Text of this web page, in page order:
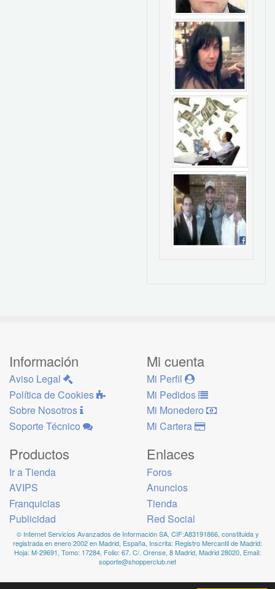
Información
Aviso Legal
Política de Cookies
Sobre Nosotros
Soporte Técnico
Mi cuenta
Mi Perfil
Mi Pedidos
Mi Monedero
Mi Cartera
Productos
Ir a Tienda
AVIPS
Franquicias
Publicidad
Enlaces
Foros
Anuncios
Tienda
Red Social
© Internet Servicios Avanzados de Información SA, CIF:A83191866, constituida y
registrada en enero 2002 en Madrid, España, Inscrita: Registro Mercantil de Madrid:
Hoja: M-29691, Tomo: 17284, Folio: 67. C/. Orense, 8 Madrid, Madrid 28020, Email:
soporte@shopperclub.net